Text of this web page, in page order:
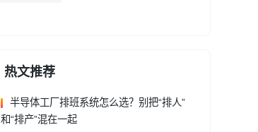
热文推荐
半导体工厂排班系统怎么选？别把“排人”
和“排产”混在一起